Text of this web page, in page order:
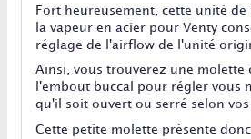
Fort heureusement, cette unité
la vapeur en acier pour Venty
réglage de l'airflow de l'unité
Ainsi, vous trouverez une molette
l'embout buccal pour régler vous
qu'il soit ouvert ou serré selon vos
Cette petite molette présente